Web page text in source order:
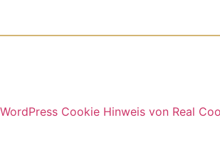
WordPress Cookie Hinweis von Real